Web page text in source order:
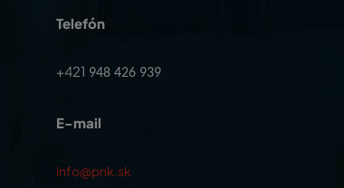
Telefón
+421 948 426 939
E-mail
info@pnk.sk